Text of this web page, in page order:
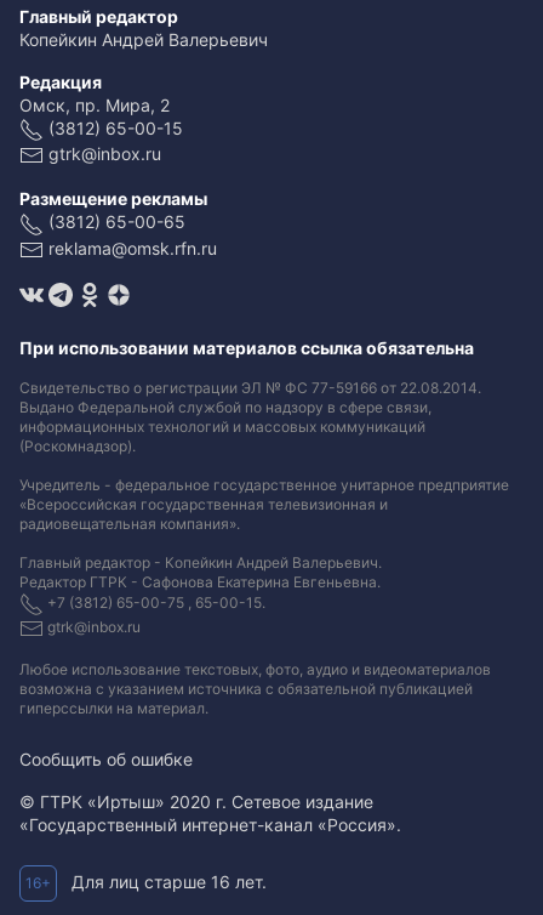
Главный редактор
Копейкин Андрей Валерьевич
Редакция
Омск, пр. Мира, 2
(3812) 65-00-15
gtrk@inbox.ru
Размещение рекламы
(3812) 65-00-65
reklama@omsk.rfn.ru
При использовании материалов ссылка обязательна
Свидетельство о регистрации ЭЛ № ФС 77-59166 от 22.08.2014.
Выдано Федеральной службой по надзору в сфере связи,
информационных технологий и массовых коммуникаций
(Роскомнадзор).
Учредитель - федеральное государственное унитарное предприятие
«Всероссийская государственная телевизионная и
радиовещательная компания».
Главный редактор - Копейкин Андрей Валерьевич.
Редактор ГТРК - Сафонова Екатерина Евгеньевна.
+7 (3812) 65-00-75 , 65-00-15.
gtrk@inbox.ru
Любое использование текстовых, фото, аудио и видеоматериалов
возможна с указанием источника с обязательной публикацией
гиперссылки на материал.
Сообщить об ошибке
© ГТРК «Иртыш» 2020 г. Сетевое издание
«Государственный интернет-канал «Россия».
16+ Для лиц старше 16 лет.